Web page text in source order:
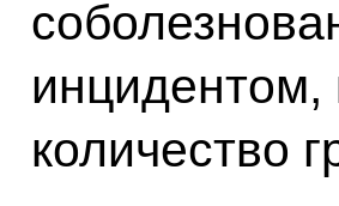
инцидентом,
количество